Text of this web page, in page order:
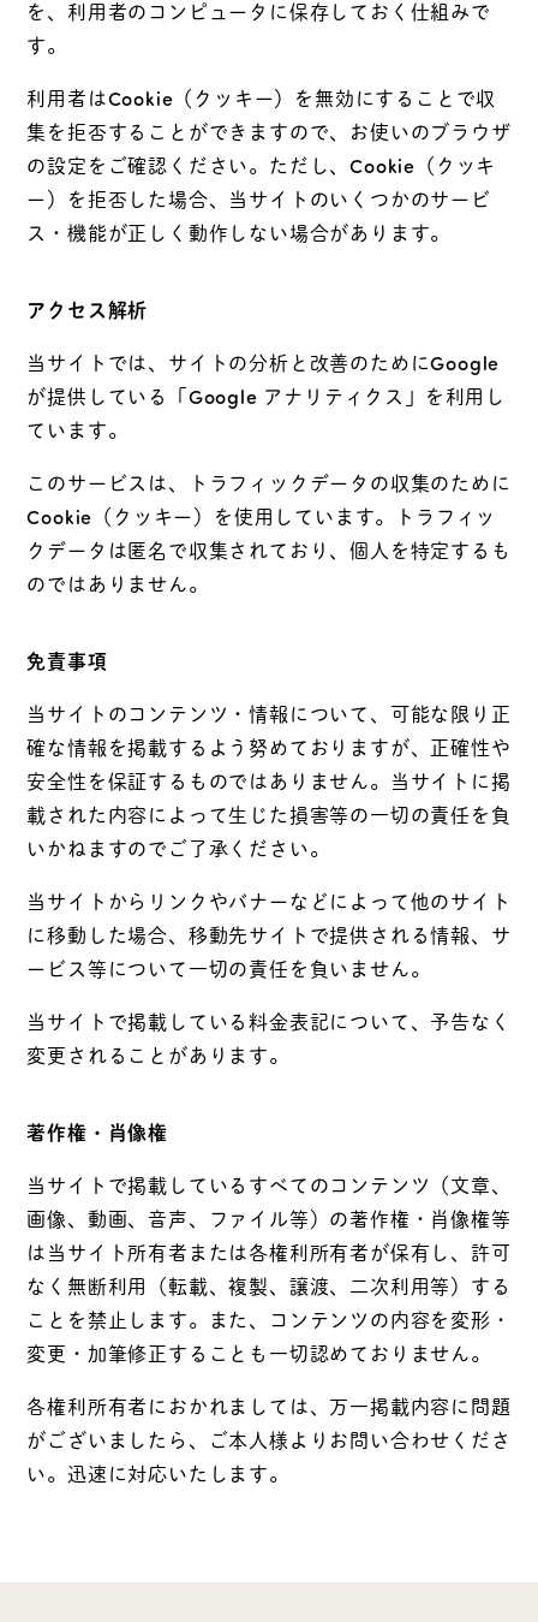
を、利用者のコンピュータに保存しておく仕組みで
す。
利用者はCookie（クッキー）を無効にすることで収
集を拒否することができますので、お使いのブラウザ
の設定をご確認ください。ただし、Cookie（クッキ
ー）を拒否した場合、当サイトのいくつかのサービ
ス・機能が正しく動作しない場合があります。
アクセス解析
当サイトでは、サイトの分析と改善のためにGoogle
が提供している「Google アナリティクス」を利用し
ています。
このサービスは、トラフィックデータの収集のために
Cookie（クッキー）を使用しています。トラフィッ
クデータは匿名で収集されており、個人を特定するも
のではありません。
免責事項
当サイトのコンテンツ・情報について、可能な限り正
確な情報を掲載するよう努めておりますが、正確性や
安全性を保証するものではありません。当サイトに掲
載された内容によって生じた損害等の一切の責任を負
いかねますのでご了承ください。
当サイトからリンクやバナーなどによって他のサイト
に移動した場合、移動先サイトで提供される情報、サ
ービス等について一切の責任を負いません。
当サイトで掲載している料金表記について、予告なく
変更されることがあります。
著作権・肖像権
当サイトで掲載しているすべてのコンテンツ（文章、
画像、動画、音声、ファイル等）の著作権・肖像権等
は当サイト所有者または各権利所有者が保有し、許可
なく無断利用（転載、複製、譲渡、二次利用等）する
ことを禁止します。また、コンテンツの内容を変形・
変更・加筆修正することも一切認めておりません。
各権利所有者におかれましては、万一掲載内容に問題
がございましたら、ご本人様よりお問い合わせくださ
い。迅速に対応いたします。